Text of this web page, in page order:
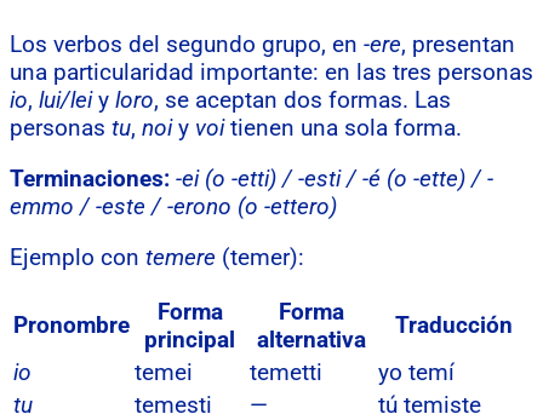
Los verbos del segundo grupo, en -ere, presentan
una particularidad importante: en las tres personas
io, lui/leiy loro, se aceptan dos formas. Las
personas tu, noiy voitienen una sola forma.
Terminaciones: -ei (o -etti) / -esti / -é (o -ette) / -
emmo / -este / -erono (o -ettero)
Ejemplo con temere (temer):
Pronombre
Forma
principal
Forma
alternativa
Traducción
io
temei temetti
yo temí
tu
temesti — tú temiste